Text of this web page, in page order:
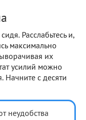
Расслабьтесь и,
максимально
их
усилий можно
Начните с десяти
неудобства